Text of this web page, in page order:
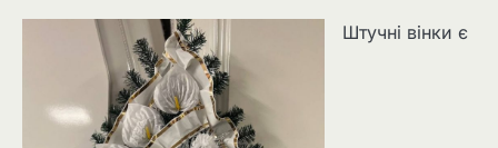
Штучні вінки є